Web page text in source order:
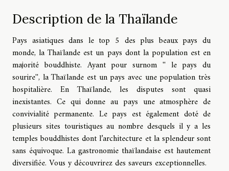
Description de la Thaïlande
Pays asiatiques dans le top 5 des plus beaux pays du
monde, la Thaïlande est un pays dont la population est en
majorité bouddhiste. Ayant pour surnom '' le pays du
sourire'', la Thaïlande est un pays avec une population très
hospitalière. En Thaïlande, les disputes sont quasi
inexistantes. Ce qui donne au pays une atmosphère de
convivialité permanente. Le pays est également doté de
plusieurs sites touristiques au nombre desquels il y a les
temples bouddhistes dont l’architecture et la splendeur sont
sans équivoque. La gastronomie thaïlandaise est hautement
diversifiée. Vous y découvrirez des saveurs exceptionnelles.